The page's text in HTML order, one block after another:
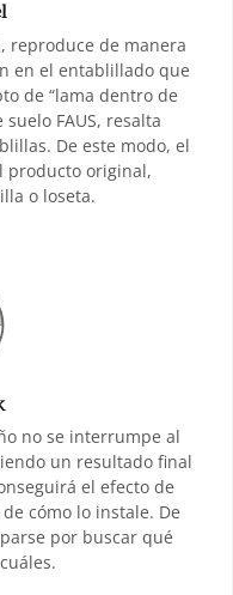
reproduce de manera
en el entablillado que
de “lama dentro de
FAUS, resalta
De este modo, el
producto original,
o loseta.
no se interrumpe al
un resultado final
el efecto de
cómo lo instale. De
por buscar qué